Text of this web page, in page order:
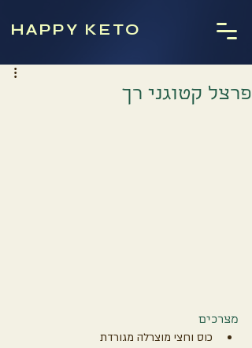
HAPPY KETO
פרצל קטוגני רך
מצרכים
כוס וחצי מוצרלה מגורדת